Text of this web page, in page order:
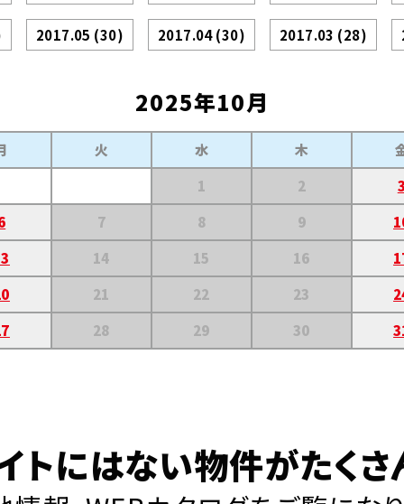
2017.05 (30) 2017.04(30) 2017.03 (28)
2025年10月
火 水 木
1
2
7 8 9
14 15 16
21 22 23
28 29 30
にはない物件がたくさ